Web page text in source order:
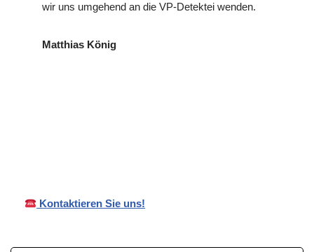
wir uns umgehend an die VP-Detektei wenden.
Matthias König
Kontaktieren Sie uns!